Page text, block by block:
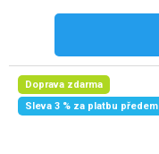
Doprava zdarma
Sleva 3 % za platbu předem